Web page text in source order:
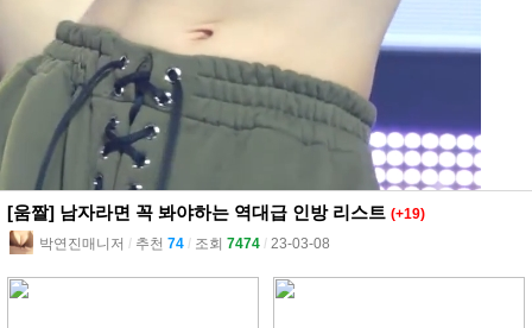
[움짤] 남자라면 꼭 봐야하는 역대급 인방 리스트 (+19)
박연진매니저 l 추천 74 l 조회 7474 l 23-03-08